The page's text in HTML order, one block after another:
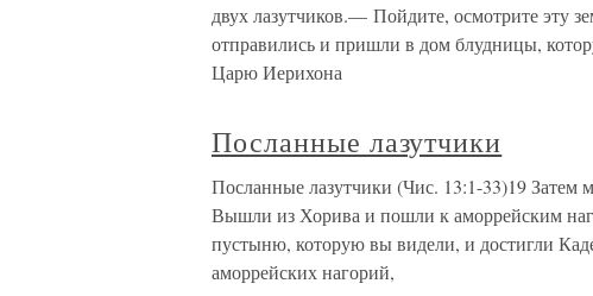
двух лазутчиков.— Пойдите, осмотрите
отправились и пришли в дом блудницы,
Царю Иерихона
Посланные лазутчики
Посланные лазутчики (Чис. 13:1-33)19 Затем
Вышли из Хорива и пошли к аморрейским
пустыню, которую вы видели, и достигли
аморрейских нагорий,